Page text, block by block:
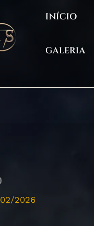
INÍCIO
GALERIA
2026